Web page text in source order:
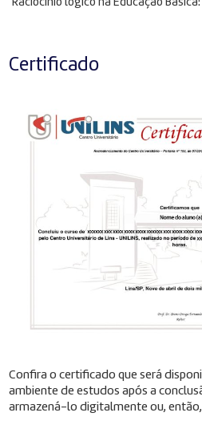
Raciocínio lógico na Educação
Certificado
Confira o certificado que será
ambiente de estudos após a
armazená-lo digitalmente ou,